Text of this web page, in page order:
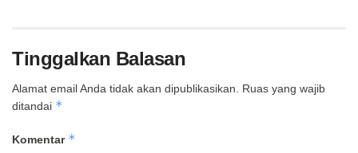
Tinggalkan Balasan
Alamat email Anda tidak akan dipublikasikan. Ruas yang wajib
ditandai *
Komentar *